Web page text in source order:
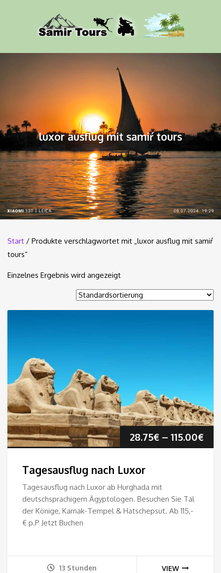
luxor ausflug mit samiŕ tours
Start / Produkte verschlagwortet mit „luxor ausflug mit samiŕ
tours“
Einzelnes Ergebnis wird angezeigt
28.75€ – 115.00€
Tagesausflug nach Luxor
Tagesausflug nach Luxor ab Hurghada mit
deutschsprachigem Ägyptologen. Besuchen Sie Tal
der Könige, Karnak-Tempel & Hatschepsut. Ab 115,-
€ p.P Jetzt Buchen
13 Stunden VIEW